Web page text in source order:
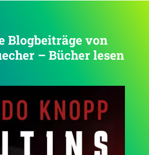
Blogbeiträge von
– Bücher lesen